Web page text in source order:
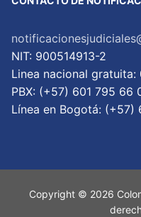
NIT: 900514913-2
Linea nacional
PBX: (+57) 601 795 66
Lí­nea en Bogotá: (+57)
Copyright © 2026